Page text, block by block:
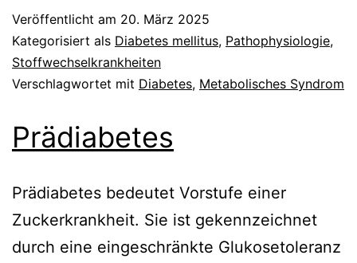
Veröffentlicht am 20. März 2025
Kategorisiert als Diabetes mellitus, Pathophysiologie,
Stoffwechselkrankheiten
Verschlagwortet mit Diabetes, Metabolisches Syndrom
Prädiabetes
Prädiabetes bedeutet Vorstufe einer
Zuckerkrankheit. Sie ist gekennzeichnet
durch eine eingeschränkte Glukosetoleranz